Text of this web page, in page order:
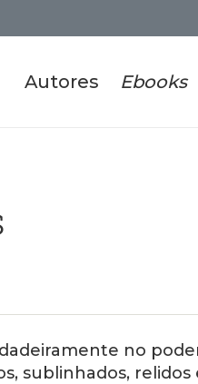
Autores Ebooks
no
sublinhados,